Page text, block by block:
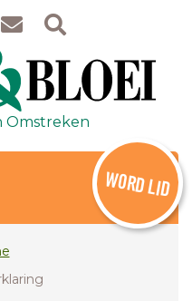
Omstreken
WORD LID